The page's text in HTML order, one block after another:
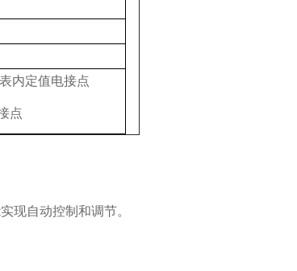
内定值电接点
点
现自动控制和调节。